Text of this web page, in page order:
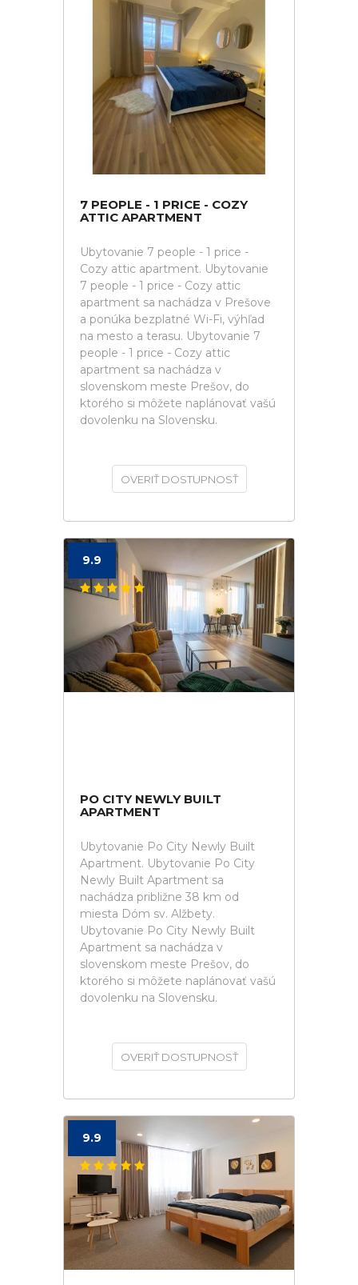
7 PEOPLE - 1 PRICE - COZY
ATTIC APARTMENT
Ubytovanie 7 people - 1 price -
Cozy attic apartment. Ubytovanie
7 people - 1 price - Cozy attic
apartment sa nachádza v Prešove
a ponúka bezplatné Wi-Fi, výhľad
na mesto a terasu. Ubytovanie 7
people - 1 price - Cozy attic
apartment sa nachádza v
slovenskom meste Prešov, do
ktorého si môžete naplánovať vašú
dovolenku na Slovensku.
OVERIŤ DOSTUPNOSŤ
9.9
PO CITY NEWLY BUILT
APARTMENT
Ubytovanie Po City Newly Built
Apartment. Ubytovanie Po City
Newly Built Apartment sa
nachádza približne 38 km od
miesta Dóm sv. Alžbety.
Ubytovanie Po City Newly Built
Apartment sa nachádza v
slovenskom meste Prešov, do
ktorého si môžete naplánovať vašú
dovolenku na Slovensku.
OVERIŤ DOSTUPNOSŤ
9.9